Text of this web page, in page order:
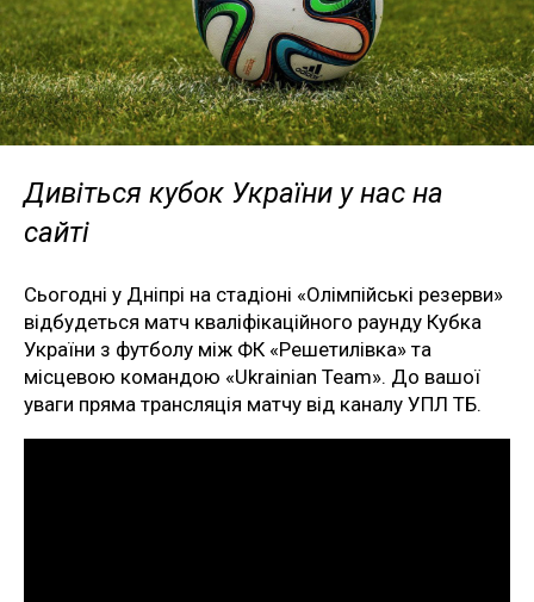
Дивіться кубок України у нас на
сайті
Сьогодні у Дніпрі на стадіоні «Олімпійські резерви»
відбудеться матч кваліфікаційного раунду Кубка
України з футболу між ФК «Решетилівка» та
місцевою командою «Ukrainian Team». До вашої
уваги пряма трансляція матчу від каналу УПЛ ТБ.